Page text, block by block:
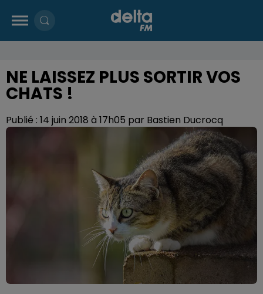
NE LAISSEZ PLUS SORTIR VOS
CHATS !
Publié : 14 juin 2018 à 17h05 par Bastien Ducrocq